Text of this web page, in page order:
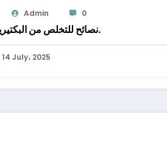
Admin 0
8 نصائح للتخلص من البكتيريا.
14 July، 2025